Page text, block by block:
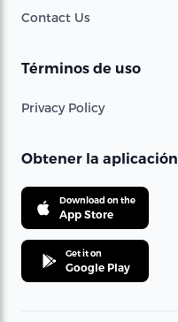
Contact Us
Términos de uso
Privacy Policy
Obtener la aplicación
Download on the
App Store
Get it on
Google Play